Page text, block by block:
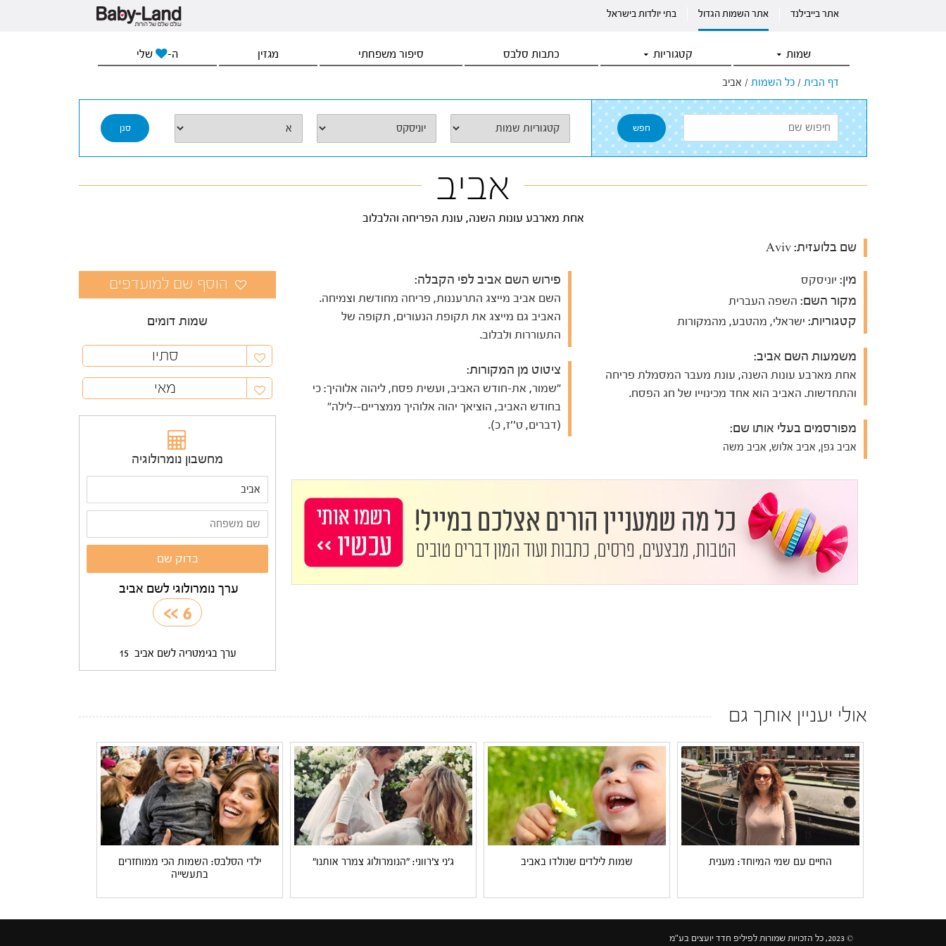
אתר בייבילנד אתר השמות הגדול בתי יולדות בישראל
שמות קטגוריות כתבות סלבס סיפור משפחתי מגזין ה- שלי
דף הבית / כל השמות / אביב
אביב
אחת מארבע עונות השנה, עונת הפריחה והלבלוב
שם בלועזית:
מין: יוניסקס
מקור השם: השפה העברית
קטגוריות: ישראלי, מהטבע, מהמקורות
משמעות השם אביב:
אחת מארבע עונות השנה, עונת מעבר המסמלת פריחה
והתחדשות. האביב הוא אחד מכינוייו של חג הפסח.
מפורסמים בעלי אותו שם:
אביב גפן, אביב אלוש, אביב משה
פירוש השם אביב לפי הקבלה:
השם אביב מייצג התרעננות, פריחה מחודשת וצמיחה.
האביב גם מייצג את תקופת הנעורים, תקופה של
התעוררות ולבלוב.
ציטוט מן המקורות:
"שמור, את-חודש האביב, ועשית פסח, ליהוה אלוהיך: כי
בחודש האביב, הוציאך יהוה אלוהיך ממצריים--לילה"
(דברים, ט''ז, כ).
שמות דומים
סתיו
מאי
מחשבון נומרולוגיה
ערך נומרולוגי לשם אביב
6
>>
ערך בגימטריה לשם אביב 15
אולי יעניין אותך גם
החיים עם שמי המיוחד: מענית שמות לילדים שנולדו באביב ג'ני צ'רווני: "הנומרולוג צמרר אותנו"
ילדי הסלבס: השמות הכי ממוחזרים
בתעשייה
© 2023, כל הזכויות שמורות לפיליפ חדד יועצים בע"מ